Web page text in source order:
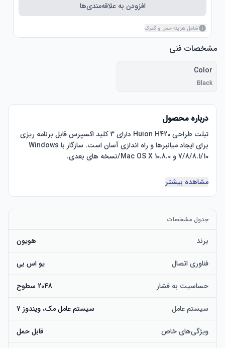
افزودن به علاقه‌مندی‌ها
شامل هزینه حمل و گمرک
مشخصات فنی
Color
Black
درباره محصول
دیجیتال جمع و جور و قابل حمل است و هنگام سفر به همراه آن
حال حاضر سازگار باشد: Adobe Photoshop، Adobe
گارانتی.
مشاهده بیشتر
جدول مشخصات
برند هویون
فناوری اتصال یو اس بی
حساسیت به فشار 2048 سطوح
سیستم عامل سیستم عامل مک، ویندوز 7
ویژگی‌های خاص قابل حمل